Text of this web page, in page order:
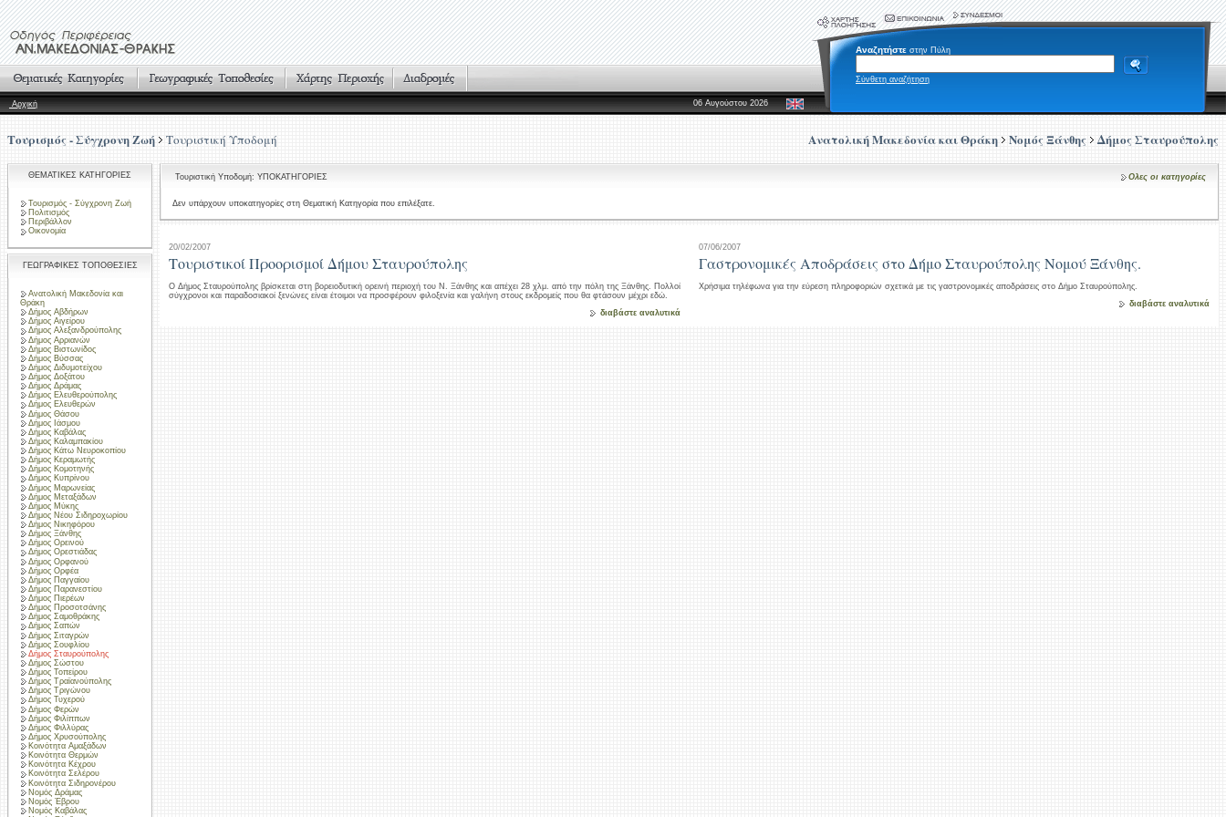
Αναζητήστε στην Πύλη
Σύνθετη αναζήτηση
Αρχική 06 Αυγούστου 2026
Τουρισμός - Σύγχρονη Ζωή Τουριστική Υποδομή Ανατολική Μακεδονία και Θράκη Νομός Ξάνθης Δήμος Σταυρούπολης
ΘΕΜΑΤΙΚΕΣ ΚΑΤΗΓΟΡΙΕΣ
Τουρισμός - Σύγχρονη Ζωή
Πολιτισμός
Περιβάλλον
Οικονομία
ΓΕΩΓΡΑΦΙΚΕΣ ΤΟΠΟΘΕΣΙΕΣ
Ανατολική Μακεδονία και
Θράκη
Δήμος Αβδήρων
Δήμος Αιγείρου
Δήμος Αλεξανδρούπολης
Δήμος Αρριανών
Δήμος Βιστωνίδος
Δήμος Βύσσας
Δήμος Διδυμοτείχου
Δήμος Δοξάτου
Δήμος Δράμας
Δήμος Ελευθερούπολης
Δήμος Ελευθερών
Δήμος Θάσου
Δήμος Ιάσμου
Δήμος Καβάλας
Δήμος Καλαμπακίου
Δήμος Κάτω Νευροκοπίου
Δήμος Κεραμωτής
Δήμος Κομοτηνής
Δήμος Κυπρίνου
Δήμος Μαρωνείας
Δήμος Μεταξάδων
Δήμος Μύκης
Δήμος Νέου Σιδηροχωρίου
Δήμος Νικηφόρου
Δήμος Ξάνθης
Δήμος Ορεινού
Δήμος Ορεστιάδας
Δήμος Ορφανού
Δήμος Ορφέα
Δήμος Παγγαίου
Δήμος Παρανεστίου
Δήμος Πιερέων
Δήμος Προσοτσάνης
Δήμος Σαμοθράκης
Δήμος Σαπών
Δήμος Σιταγρών
Δήμος Σουφλίου
Δήμος Σταυρούπολης
Δήμος Σώστου
Δήμος Τοπείρου
Δήμος Τραϊανούπολης
Δήμος Τριγώνου
Δήμος Τυχερού
Δήμος Φερών
Δήμος Φιλίππων
Δήμος Φιλλύρας
Δήμος Χρυσούπολης
Κοινότητα Αμαξάδων
Κοινότητα Θερμών
Κοινότητα Κέχρου
Κοινότητα Σελέρου
Κοινότητα Σιδηρονέρου
Νομός Δράμας
Νομός Έβρου
Νομός Καβάλας
Τουριστική Υποδομή: ΥΠΟΚΑΤΗΓΟΡΙΕΣ Ολες οι κατηγορίες
Δεν υπάρχουν υποκατηγορίες στη Θεματική Κατηγορία που επιλέξατε.
20/02/2007
Τουριστικοί Προορισμοί Δήμου Σταυρούπολης
Ο Δήμος Σταυρούπολης βρίσκεται στη βορειοδυτική ορεινή περιοχή του Ν. Ξάνθης και απέχει 28 χλμ. από την πόλη της Ξάνθης. Πολλοί
σύγχρονοι και παραδοσιακοί ξενώνες είναι έτοιμοι να προσφέρουν φιλοξενία και γαλήνη στους εκδρομείς που θα φτάσουν μέχρι εδώ.
διαβάστε αναλυτικά
07/06/2007
Γαστρονομικές Αποδράσεις στο Δήμο Σταυρούπολης Νομού Ξάνθης.
Χρήσιμα τηλέφωνα για την εύρεση πληροφοριών σχετικά με τις γαστρονομικές αποδράσεις στο Δήμο Σταυρούπολης.
διαβάστε αναλυτικά